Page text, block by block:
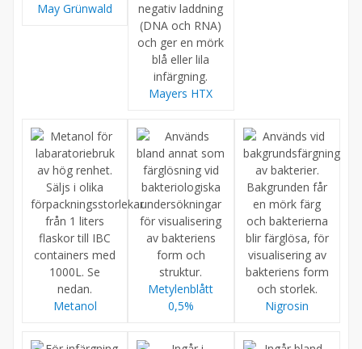
May Grünwald
Mayers HTX
Metanol
Metylenblått
0,5%
Nigrosin